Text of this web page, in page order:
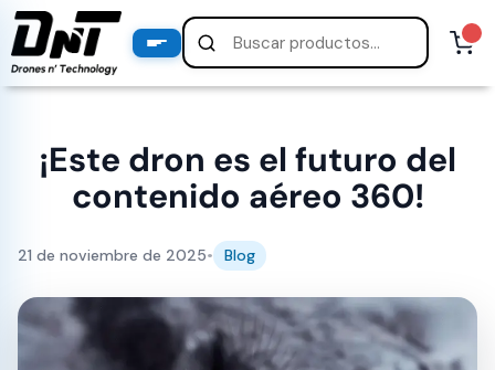
¡Este dron es el futuro del
contenido aéreo 360!
21 de noviembre de 2025• Blog
PRODUCTOS
productos destacados